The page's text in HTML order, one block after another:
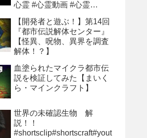
心霊 #心霊動画 #心霊
【開発者と遊ぶ！】第14回
『都市伝説解体センター』
【怪異、呪物、異界を調査
解体！？】
血塗られたマイクラ都市伝
説を検証してみた【まいく
ら・マインクラフト】
世界の未確認生物 解
説！！
#shortsclip#shortscraft#yout